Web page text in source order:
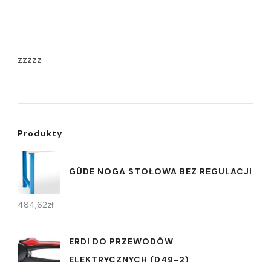
zzzzz
Produkty
GÜDE NOGA STOŁOWA BEZ REGULACJI
484,62zł
ERDI DO PRZEWODÓW
ELEKTRYCZNYCH (D49-2)